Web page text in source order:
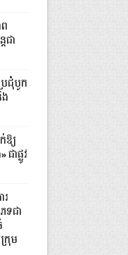
ជា
រជុំបូក
ឱ្យ
ាផ្លូវ
ទជា
រុម